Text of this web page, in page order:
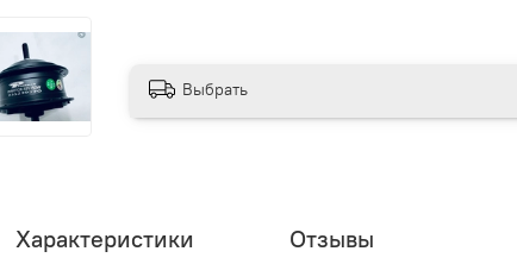
Выбрать
Характеристики Отзывы